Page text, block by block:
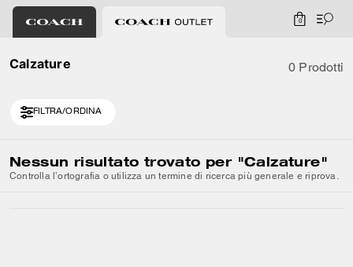
0
Calzature 0 Prodotti
FILTRA/ORDINA
Nessun risultato trovato per "Calzature"
Controlla l’ortografia o utilizza un termine di ricerca più generale e riprova.